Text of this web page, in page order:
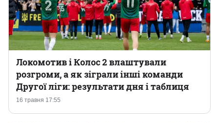
16 травня 17:55
Локомотив і Колос 2 влаштували
розгроми, а як зіграли інші команди
Другої ліги: результати дня і таблиця